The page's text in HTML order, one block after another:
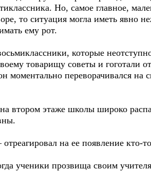
Но, самое главное,
то ситуация могла иметь явно
ему рот.
которые
товарищу советы и гоготали
моментально переворачивался
втором этаже школы широко
на ее появление кто-
ученики прозвища своим